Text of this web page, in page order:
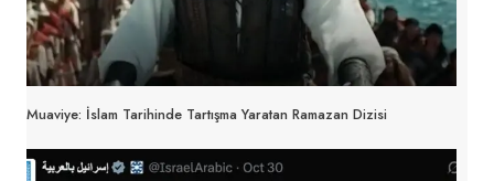
Muaviye: İslam Tarihinde Tartışma Yaratan Ramazan Dizisi